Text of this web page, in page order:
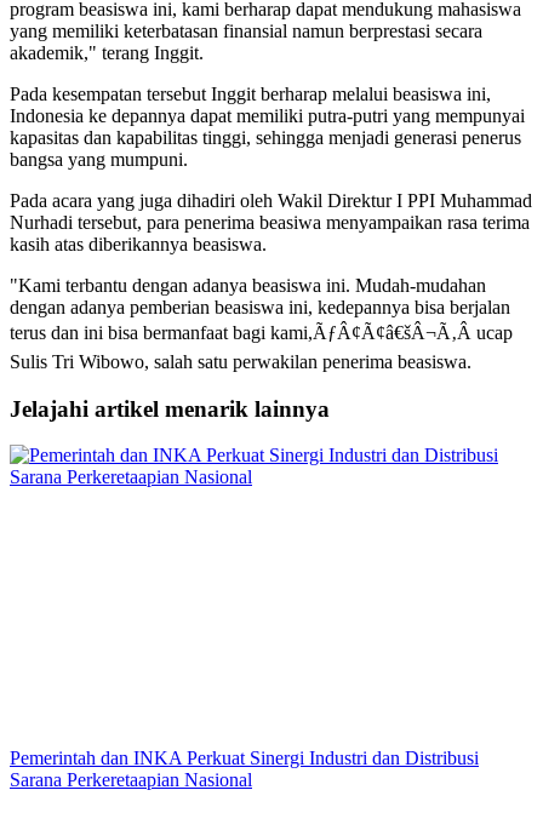
program beasiswa ini, kami berharap dapat mendukung mahasiswa
yang memiliki keterbatasan finansial namun berprestasi secara
akademik," terang Inggit.
Pada kesempatan tersebut Inggit berharap melalui beasiswa ini,
Indonesia ke depannya dapat memiliki putra-putri yang mempunyai
kapasitas dan kapabilitas tinggi, sehingga menjadi generasi penerus
bangsa yang mumpuni.
Pada acara yang juga dihadiri oleh Wakil Direktur I PPI Muhammad
Nurhadi tersebut, para penerima beasiwa menyampaikan rasa terima
kasih atas diberikannya beasiswa.
"Kami terbantu dengan adanya beasiswa ini. Mudah-mudahan
dengan adanya pemberian beasiswa ini, kedepannya bisa berjalan
terus dan ini bisa bermanfaat bagi kami,ÃƒÂ¢Ã¢â€šÂ¬Ã‚Â ucap
Sulis Tri Wibowo, salah satu perwakilan penerima beasiswa.
Jelajahi artikel menarik lainnya
Pemerintah dan INKA Perkuat Sinergi Industri dan Distribusi
Sarana Perkeretaapian Nasional